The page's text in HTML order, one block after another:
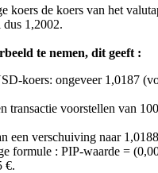
koers de koers van het
1,2002.
te nemen, dit geeft :
koers: ongeveer 1,0187
transactie voorstellen van
een verschuiving naar
formule : PIP-waarde =
€.